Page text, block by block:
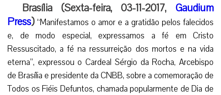
Brasília (Sexta-feira, 03-11-2017, Gaudium
Press) “Manifestamos o amor e a gratidão pelos falecidos
e, de modo especial, expressamos a fé em Cristo
Ressuscitado, a fé na ressurreição dos mortos e na vida
eterna”, expressou o Cardeal Sérgio da Rocha, Arcebispo
de Brasília e presidente da CNBB, sobre a comemoração de
Todos os Fiéis Defuntos, chamada popularmente de Dia de